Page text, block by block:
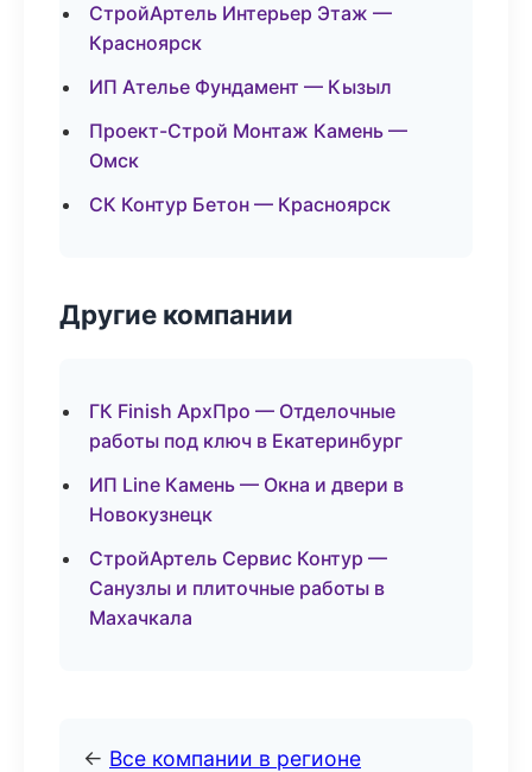
СтройАртель Интерьер Этаж —
Красноярск
ИП Ателье Фундамент — Кызыл
Проект-Строй Монтаж Камень —
Омск
СК Контур Бетон — Красноярск
Другие компании
ГК Finish АрхПро — Отделочные
работы под ключ в Екатеринбург
ИП Line Камень — Окна и двери в
Новокузнецк
СтройАртель Сервис Контур —
Санузлы и плиточные работы в
Махачкала
← Все компании в регионе